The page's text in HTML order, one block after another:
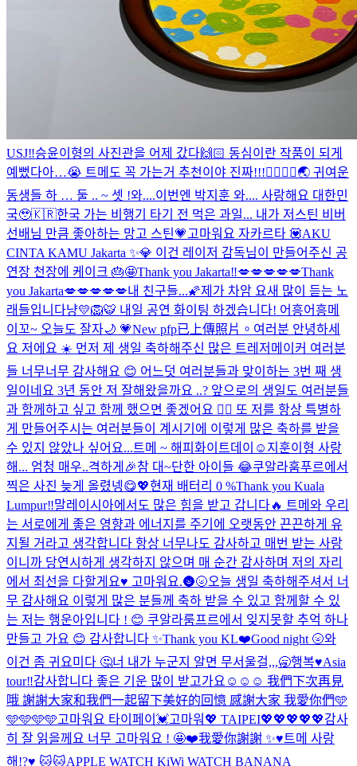
USJ‼️승윤이형의 사진관을 어제 갔다🙌🏻 동심이란 작품이 되게
예뻤다아…😭 트메도 꼭 가는거 추천이야 진짜!!!👍🏻👍🏻🌏 귀여운
동생들 하 … 둘 .. ~ 셋 !와....이번엔 박지훈 와.... 사랑해요 대한민
국🥹🇰🇷한국 가는 비행기 타기 전 먹은 과일... 내가 저스틴 비버
선배님 만큼 좋아하는 망고 스틴💗 고마워요 자카르타 💟AKU
CINTA KAMU Jakarta ✨💎 이건 레이저 감독님이 만들어주신 공
연장 천장에 케이크 🎂🤩Thank you Jakarta‼️💋💋💋💋💋Thank
you Jakarta💋💋💋💋💋내 친구들...🌠제가 차암 요새 많이 듣는 노
래들입니다냥💛🦁🐯 내일 공연 화이팅 하겠습니다! 어흥어흥메
이꼬~ 오늘도 잘자🌙 💗New pfp已上傳照片。 여러분 안녕하세
요 저에요 ☀️ 먼저 제 생일 축하해주신 많은 트레저메이커 여러분
들 너무너무 감사해요 😊 어느덧 여러분들과 맞이하는 3번 째 생
일이네요 3년 동안 저 잘해왔을까요 ..? 앞으로의 생일도 여러분들
과 함께하고 싶고 함께 했으면 좋겠어요 ✌🏻 또 저를 항상 특별하
게 만들어주시는 여러분들이 계시기에 이렇게 많은 축하를 받을
수 있지 않았나 싶어요...트메 ~ 해피화이트데이☺️ 지훈이형 사랑
해... 엄청 매우..격하게🎉참 대~단한 아이들 😂쿠알라훔푸르에서
찍은 사진 늦게 올렸넹😋💖현재 배터리 0 %Thank you Kuala
Lumpur‼️말레이시아에서도 많은 힘을 받고 갑니다🔥 트메와 우리
는 서로에게 좋은 영향과 에너지를 주기에 오랫동안 끈끈하게 유
지될 거라고 생각합니다 항상 너무나도 감사하고 매번 받는 사랑
이니까 당연시하게 생각하지 않으며 매 순간 감사하며 저의 자리
에서 최선을 다할게요♥️ 고마워요.🌚🌝오늘 생일 축하해주셔서 너
무 감사해요 이렇게 많은 분들께 축하 받을 수 있고 함께할 수 있
는 저는 행운아입니다 ! 😊 쿠알라룸프르에서 잊지못할 추억 하나
만들고 가요 😊 감사합니다 ✨Thank you KL❤️Good night 🌝와
이건 좀 귀요미다 🤔너 내가 누군지 알면 무서울걸,,,🥱행복♥️Asia
tour‼️감사합니다 좋은 기운 많이 받고가요☺️☺️☺️ 我們下次再見
哦 謝謝大家和我們一起留下美好的回憶 感謝大家 我愛你們🩵
🩵🩵🩵🩵고마워요 타이페이💓고마워💖 TAIPEI💖💖💖💖💖감사
히 잘 읽을께요 너무 고마워요 ! 🤩❤️我愛你謝謝 ✨♥️트메 사랑
해!?♥️ 🐱🐱APPLE WATCH KiWi WATCH BANANA